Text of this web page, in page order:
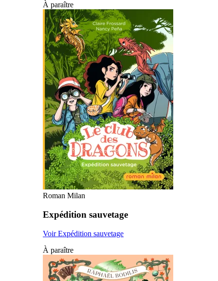
À paraître
Roman Milan
Expédition sauvetage
Voir Expédition sauvetage
À paraître